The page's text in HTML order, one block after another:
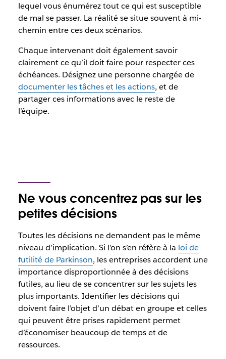
lequel vous énumérez tout ce qui est susceptible
de mal se passer. La réalité se situe souvent à mi-
chemin entre ces deux scénarios.
Chaque intervenant doit également savoir
clairement ce qu’il doit faire pour respecter ces
échéances. Désignez une personne chargée de
documenter les tâches et les actions, et de
partager ces informations avec le reste de
l’équipe.
Ne vous concentrez pas sur les
petites décisions
Toutes les décisions ne demandent pas le même
niveau d’implication. Si l’on s’en réfère à la loi de
futilité de Parkinson, les entreprises accordent une
importance disproportionnée à des décisions
futiles, au lieu de se concentrer sur les sujets les
plus importants. Identifier les décisions qui
doivent faire l’objet d’un débat en groupe et celles
qui peuvent être prises rapidement permet
d’économiser beaucoup de temps et de
ressources.